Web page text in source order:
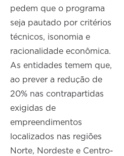
pedem que o programa
seja pautado por critérios
técnicos, isonomia e
racionalidade econômica.
As entidades temem que,
ao prever a redução de
20% nas contrapartidas
exigidas de
empreendimentos
localizados nas regiões
Norte, Nordeste e Centro-